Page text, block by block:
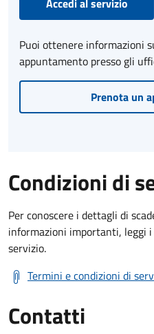
Puoi ottenere informazioni
appuntamento presso gli
Prenota un
Condizioni di
Per conoscere i dettagli di
informazioni importanti, leggi
servizio.
Termini e condizioni di
Contatti